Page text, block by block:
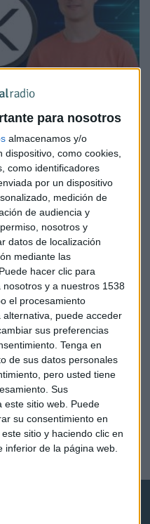
para nosotros
almacenamos y/o
como cookies,
como identificadores
por un dispositivo
medición de
de audiencia y
nosotros y
datos de localización
mediante las
hacer clic para
y a nuestros 1538
el procesamiento
puede acceder
sus preferencias
Tenga en
de sus datos personales
pero usted tiene
Sus
este sitio web. Puede
su consentimiento en
sitio y haciendo clic en
de la página web.
de su fortuna en
el mercado